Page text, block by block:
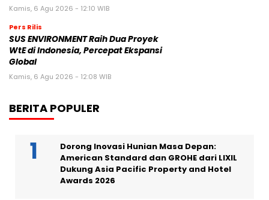
Kamis, 6 Agu 2026 - 12:10 WIB
Pers Rilis
SUS ENVIRONMENT Raih Dua Proyek
WtE di Indonesia, Percepat Ekspansi
Global
Kamis, 6 Agu 2026 - 12:08 WIB
BERITA POPULER
Dorong Inovasi Hunian Masa Depan:
American Standard dan GROHE dari LIXIL
Dukung Asia Pacific Property and Hotel
Awards 2026